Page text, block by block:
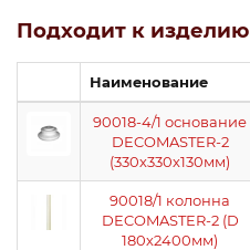
Подходит к изделию
Наименование
90018-4/1 основание
DECOMASTER-2
(330х330х130мм)
90018/1 колонна
DECOMASTER-2 (D
180х2400мм)